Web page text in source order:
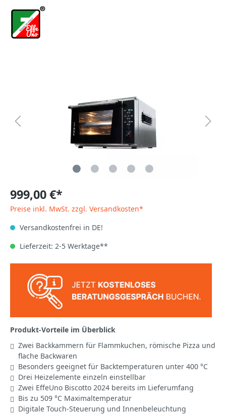
999,00 €*
Preise inkl. MwSt. zzgl. Versandkosten*
Versandkostenfrei in DE!
Lieferzeit: 2-5 Werktage**
Produkt-Vorteile im Überblick
Zwei Backkammern für Flammkuchen, römische Pizza und
flache Backwaren
Besonders geeignet für Backtemperaturen unter 400 °C
Drei Heizelemente einzeln einstellbar
Zwei EffeUno Biscotto 2024 bereits im Lieferumfang
Bis zu 509 °C Maximaltemperatur
Digitale Touch-Steuerung und Innenbeleuchtung